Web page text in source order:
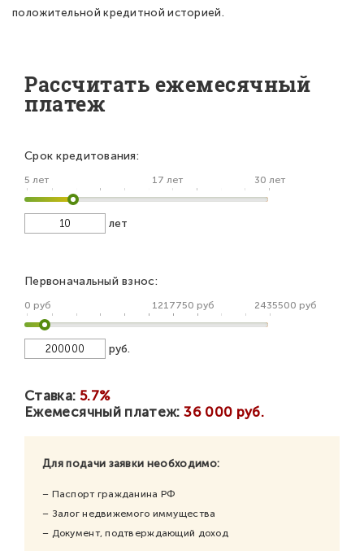
положительной кредитной историей.
Рассчитать ежемесячный
платеж
Срок кредитования:
5 лет 17 лет 30 лет
лет
Первоначальный взнос:
0 руб 1217750 руб 2435500 руб
руб.
Ставка: 5.7%
Ежемесячный платеж:36 000 руб.
Для подачи заявки необходимо:
– Паспорт гражданина РФ
– Залог недвижемого иммущества
– Документ, подтверждающий доход